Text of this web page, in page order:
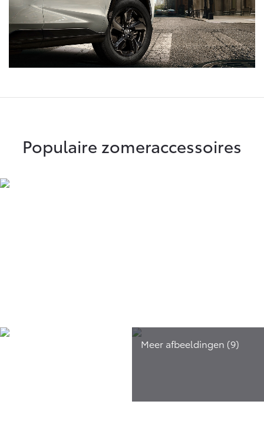
Populaire zomeraccessoires